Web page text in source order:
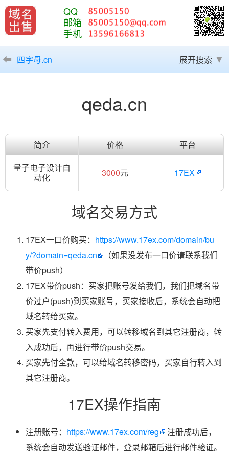
QQ
邮箱
手机
四字母.cn 展开搜索
qeda.cn
简介 价格
平台
量子电子设计自
动化
3000元 17EX
域名交易方式
17EX一口价购买： https://www.17ex.com/domain/bu
y/?domain=qeda.cn
（如果没发布一口价请联系我们
带价push）
17EX带价push：买家把账号发给我们，我们把域名带
价过户(push)到买家账号，买家接收后，系统会自动把
域名转给买家。
买家先支付转入费用，可以转移域名到其它注册商，转
入成功后，再进行带价push交易。
买家先付全款，可以给域名转移密码，买家自行转入到
其它注册商。
17EX操作指南
注册账号： https://www.17ex.com/reg
注册成功后，
系统会自动发送验证邮件，登录邮箱后进行邮件验证。